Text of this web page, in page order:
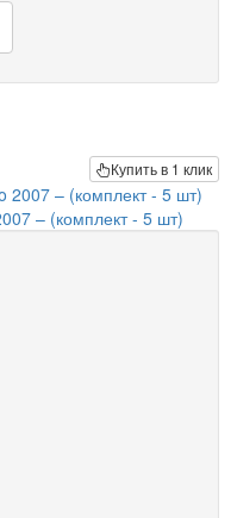
Купить в 1 клик
– (комплект - 5 шт)